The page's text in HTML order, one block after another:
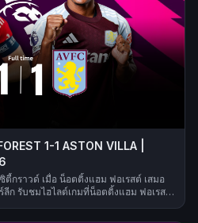
1-1 ASTON VILLA |
กราวด์ เมื่อ น็อตติ้งแฮม ฟอเรสต์ เสมอ
เรสต์